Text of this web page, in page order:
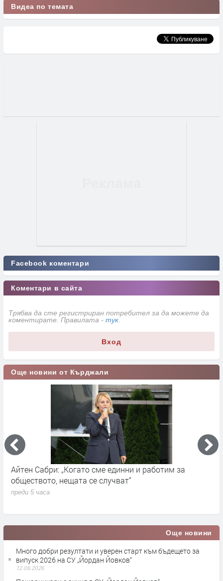
Видеа по темата
Facebook коментари
Коментари в сайта
Трябва да сте регистриран потребител за да можете да
коментирате. Правилата - тук
Вход
Още новини от Кърджали
Откриват ловен сезон 2026-2027 в Родопите
преди 9 часа
Още новини
Много добри резултати и уверен старт към бъдещето за
випуск 2026 на СУ „Йордан Йовков“
12.06.2026